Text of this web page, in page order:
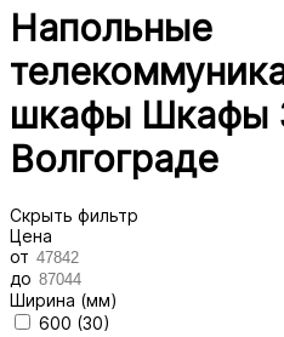
Напольные
шкафы Шкафы
Волгограде
Скрыть фильтр
Цена
от
до
Ширина (мм)
600 (30)